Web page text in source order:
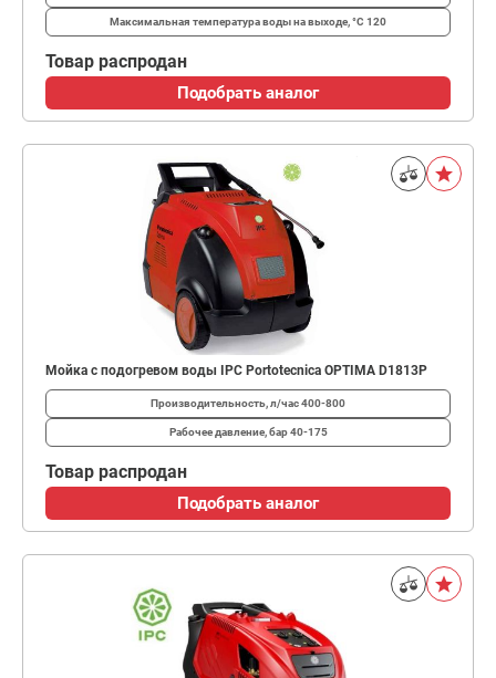
Максимальная температура воды на выходе, °C 120
Товар распродан
Подобрать аналог
Мойка с подогревом воды IPC Portotecnica OPTIMA D1813P
Производительность, л/час400-800
Рабочее давление, бар40-175
Товар распродан
Подобрать аналог